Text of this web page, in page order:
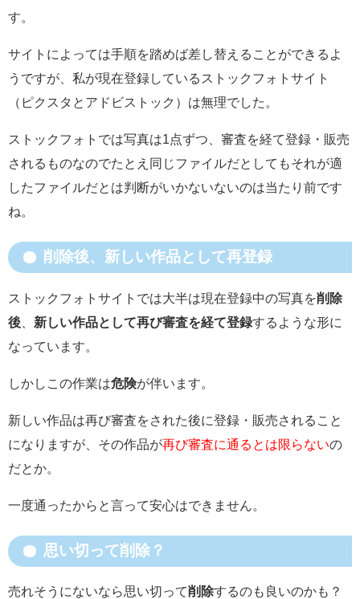
す。
サイトによっては手順を踏めば差し替えることができるよ
うですが、私が現在登録しているストックフォトサイト
（ピクスタとアドビストック）は無理でした。
ストックフォトでは写真は1点ずつ、審査を経て登録・販売
されるものなのでたとえ同じファイルだとしてもそれが適
したファイルだとは判断がいかないないのは当たり前です
ね。
削除後、新しい作品として再登録
ストックフォトサイトでは大半は現在登録中の写真を削除
後
新しい作品として再び審査を経て登録するような形に
なっています。
しかしこの作業は危険が伴います。
新しい作品は再び審査をされた後に登録・販売されること
になりますが、その作品が再び審査に通るとは限らないの
だとか。
一度通ったからと言って安心はできません。
思い切って削除？
売れそうにないなら思い切って削除するのも良いのかも？